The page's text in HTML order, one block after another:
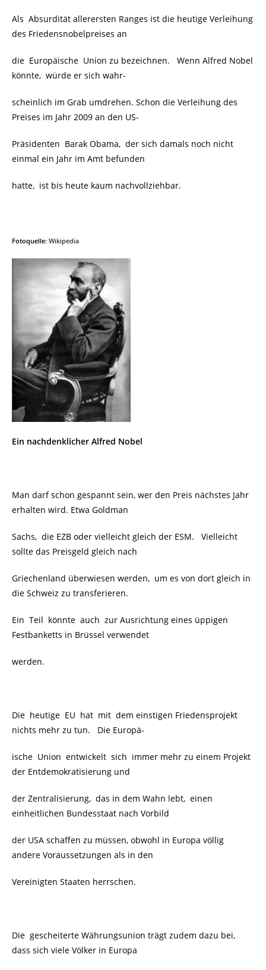
Als Absurdität allerersten Ranges ist die heutige Verleihung
des Friedensnobelpreises an
die Europäische Union zu bezeichnen. Wenn Alfred Nobel
könnte, würde er sich wahr-
scheinlich im Grab umdrehen. Schon die Verleihung des
Preises im Jahr 2009 an den US-
Präsidenten Barak Obama, der sich damals noch nicht
einmal ein Jahr im Amt befunden
hatte, ist bis heute kaum nachvollziehbar.
Fotoquelle: Wikipedia
Ein nachdenklicher Alfred Nobel
Man darf schon gespannt sein, wer den Preis nächstes Jahr
erhalten wird. Etwa Goldman
Sachs, die EZB oder vielleicht gleich der ESM. Vielleicht
sollte das Preisgeld gleich nach
Griechenland überwiesen werden, um es von dort gleich in
die Schweiz zu transferieren.
Ein Teil könnte auch zur Ausrichtung eines üppigen
Festbanketts in Brüssel verwendet
werden.
Die heutige EU hat mit dem einstigen Friedensprojekt
nichts mehr zu tun. Die Europä-
ische Union entwickelt sich immer mehr zu einem Projekt
der Entdemokratisierung und
der Zentralisierung, das in dem Wahn lebt, einen
einheitlichen Bundesstaat nach Vorbild
der USA schaffen zu müssen, obwohl in Europa völlig
andere Voraussetzungen als in den
Vereinigten Staaten herrschen.
Die gescheiterte Währungsunion trägt zudem dazu bei,
dass sich viele Völker in Europa